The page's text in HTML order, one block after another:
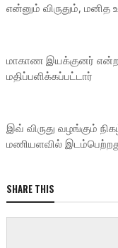
என்னும் விருதும், மனித
மாகாண இயக்குனர் என்ற
மதிப்பளிக்கப்பட்டார்
இவ் விருது வழங்கும்
மணியளவில்
SHARE THIS